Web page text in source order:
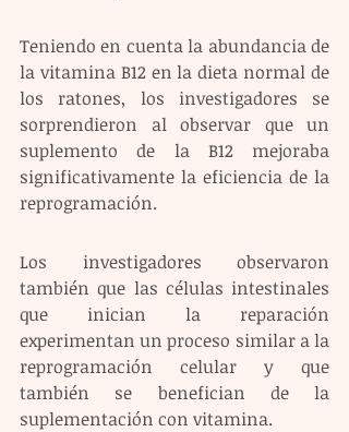
Teniendo en cuenta la abundancia de
la vitamina B12 en la dieta normal de
los ratones, los investigadores se
sorprendieron al observar que un
suplemento de la B12 mejoraba
significativamente la eficiencia de la
reprogramación.
Los investigadores observaron
también que las células intestinales
que inician la reparación
experimentan un proceso similar a la
reprogramación celular y que
también se benefician de la
suplementación con vitamina.